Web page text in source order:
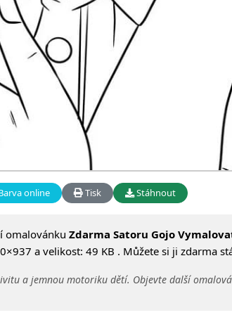
online Tisk Stáhnout
omalovánku Zdarma Satoru Gojo
a velikost: 49 KB . Můžete si ji zdarma
a jemnou motoriku dětí. Objevte další